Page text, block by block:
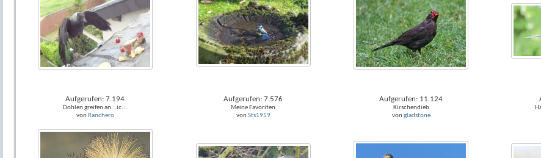
Aufgerufen: 7.194
Dohlen greifen an...ic...
von Ranchero
Aufgerufen: 7.576
Meine Favoriten
von Sts1959
Aufgerufen: 11.124
Kirschendieb
von gladstone